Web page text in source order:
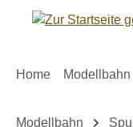
Hauptinhalt
Zur Suche springen
Zur
Home Modellbahn
Modellbahn